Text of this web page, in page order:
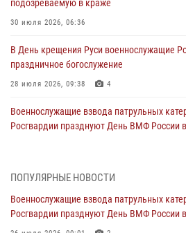
подозреваемую в краже
30 июля 2026, 06:36
В День крещения Руси военнослужащие
праздничное богослужение
28 июля 2026, 09:38 4
Военнослужащие взвода патрульных
Росгвардии празднуют День ВМФ России
Татарстанские росгвардейцы завоевали
24 июля 2026, 15:05 4
ПОПУЛЯРНЫЕ НОВОСТИ
Военнослужащие взвода патрульных
Росгвардии празднуют День ВМФ России